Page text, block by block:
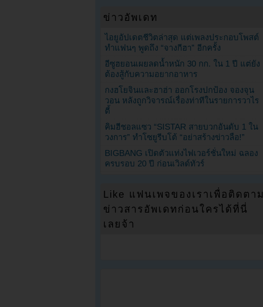
ข่าวอัพเดท
ไอยูอัปเดตชีวิตล่าสุด แต่เพลงประกอบโพสต์
ทำแฟนๆ พูดถึง “จางกีฮา” อีกครั้ง
อีซูฮยอนเผยลดน้ำหนัก 30 กก. ใน 1 ปี แต่ยัง
ต้องสู้กับความอยากอาหาร
กงฮโยจินและฮาฮ่า ออกโรงปกป้อง จองจุน
วอน หลังถูกวิจารณ์เรื่องท่าทีในรายการวาไร
ตี้
คิมฮีชอลแซว “SISTAR สายบวกอันดับ 1 ใน
วงการ” ทำโซยูรีบโต้ “อย่าสร้างข่าวลือ!”
BIGBANG เปิดตัวแท่งไฟเวอร์ชั่นใหม่ ฉลอง
ครบรอบ 20 ปี ก่อนเวิลด์ทัวร์
Like แฟนเพจของเราเพื่อติดตาม
ข่าวสารอัพเดทก่อนใครได้ที่นี่
เลยจ้า